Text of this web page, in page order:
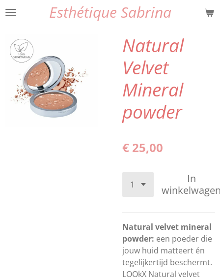
Ga
de
hoofdinhoud
Esthétique Sabrina
Natural
Velvet
Mineral
powder
€ 25,00
In
Natural velvet mineral
powder: een poeder die
jouw huid matteert én
tegelijkertijd beschermt.
LOOkX Natural velvet